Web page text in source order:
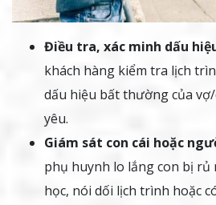
Điều tra, xác minh dấu
khách hàng kiểm tra lịch
dấu hiệu bất thường của
yêu.
Giám sát con cái hoặc
phụ huynh lo lắng con bị rủ
học, nói dối lịch trình hoặc